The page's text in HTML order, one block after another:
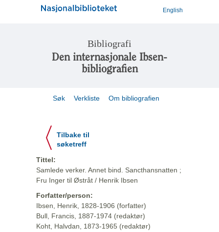
English
Bibliografi
Den internasjonale Ibsen-
bibliografien
Søk Verkliste Om bibliografien
Tilbake til
søketreff
Tittel:
Samlede verker. Annet bind. Sancthansnatten ;
Fru Inger til Østråt / Henrik Ibsen
Forfatter/person:
Ibsen, Henrik, 1828-1906 (forfatter)
Bull, Francis, 1887-1974 (redaktør)
Koht, Halvdan, 1873-1965 (redaktør)